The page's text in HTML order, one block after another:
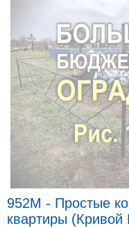
952М - Простые
квартиры (Кривой